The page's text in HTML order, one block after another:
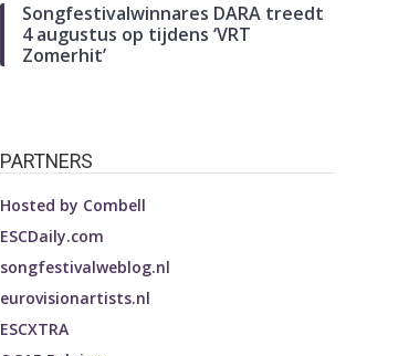
Songfestivalwinnares DARA treedt
4 augustus op tijdens ‘VRT
Zomerhit’
PARTNERS
Hosted by Combell
ESCDaily.com
songfestivalweblog.nl
eurovisionartists.nl
ESCXTRA